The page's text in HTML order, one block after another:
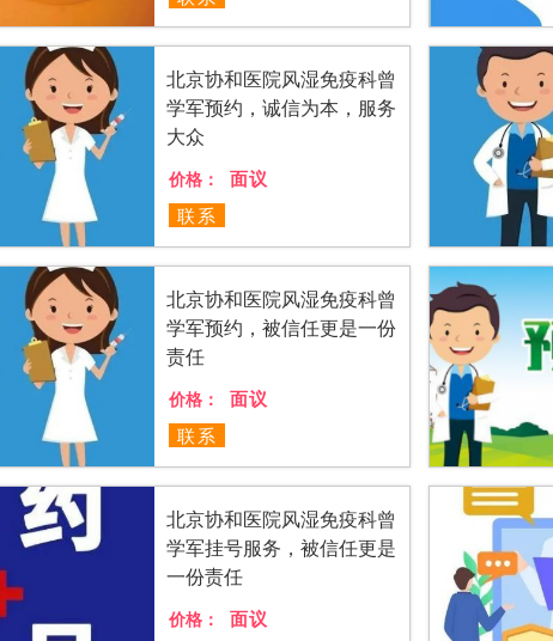
北京协和医院风湿免疫科曾
学军预约，诚信为本，服务
大众
价格：
面议
联系
北京协和医院风湿免疫科曾
学军预约，被信任更是一份
责任
价格：
面议
联系
北京协和医院风湿免疫科曾
学军挂号服务，被信任更是
一份责任
价格：
面议